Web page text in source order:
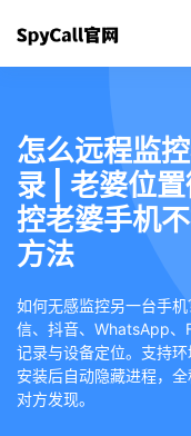
怎么远程监
录 | 老婆位
控老婆手机
方法
如何无感监控另一台手
信、抖音、WhatsApp
记录与设备定位。支持
安装后自动隐藏进程，
对方发现。